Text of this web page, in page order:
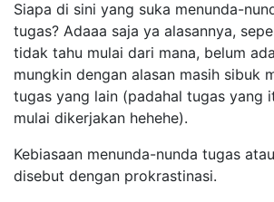
Siapa di sini yang suka menunda-
tugas? Adaaa saja ya alasannya,
tidak tahu mulai dari mana, belum
mungkin dengan alasan masih sibuk
tugas yang lain (padahal tugas yang
mulai dikerjakan hehehe).
Kebiasaan menunda-nunda tugas
disebut dengan prokrastinasi.